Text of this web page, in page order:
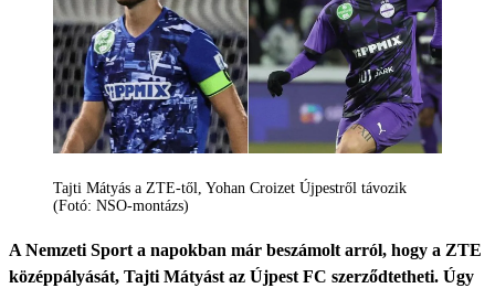
Tajti Mátyás a ZTE-től, Yohan Croizet Újpestről távozik
(Fotó: NSO-montázs)
A Nemzeti Sport a napokban már beszámolt arról, hogy a ZTE
középpályását, Tajti Mátyást az Újpest FC szerződtetheti. Úgy